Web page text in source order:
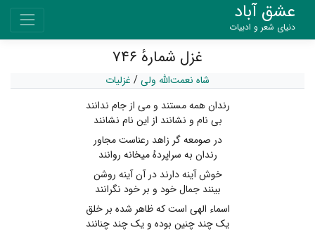
عشق آباد
دنیای شعر و ادبیات
غزل شمارهٔ ۷۴۶
شاه نعمت‌الله ولی/ غزلیات
رندان همه مستند و می از جام ندانند
بی نام و نشانند از این نام نشانند
در صومعه گر زاهد رعناست مجاور
رندان به سراپردهٔ میخانه روانند
خوش آینه دارند در آن آینه روشن
بینند جمال خود و بر خود نگرانند
اسماء الهی است که ظاهر شده بر خلق
یک چند چنین بوده و یک چند چنانند